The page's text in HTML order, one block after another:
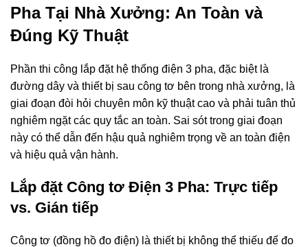
Pha Tại Nhà Xưởng: An Toàn và
Đúng Kỹ Thuật
Phần thi công lắp đặt hệ thống điện 3 pha, đặc biệt là
đường dây và thiết bị sau công tơ bên trong nhà xưởng, là
giai đoạn đòi hỏi chuyên môn kỹ thuật cao và phải tuân thủ
nghiêm ngặt các quy tắc an toàn. Sai sót trong giai đoạn
này có thể dẫn đến hậu quả nghiêm trọng về an toàn điện
và hiệu quả vận hành.
Lắp đặt Công tơ Điện 3 Pha: Trực tiếp
vs. Gián tiếp
Công tơ (đồng hồ đo điện) là thiết bị không thể thiếu để đo